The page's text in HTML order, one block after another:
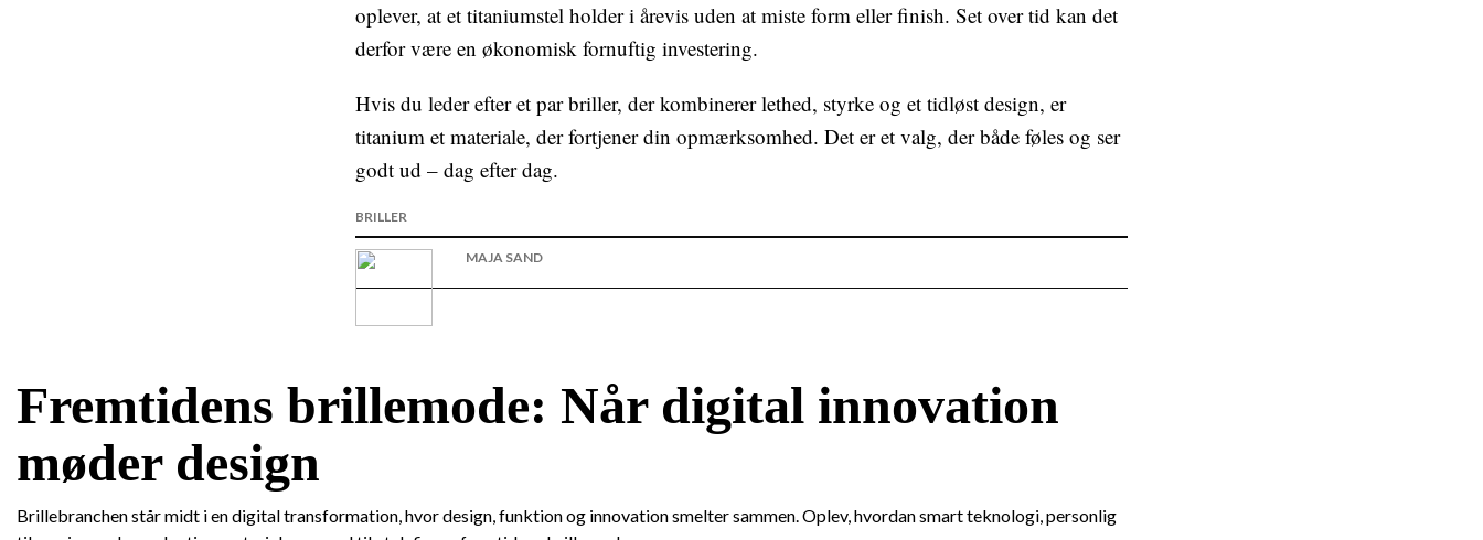
oplever, at et titaniumstel holder i årevis uden at miste form eller finish. Set over tid kan det
derfor være en økonomisk fornuftig investering.
Hvis du leder efter et par briller, der kombinerer lethed, styrke og et tidløst design, er
titanium et materiale, der fortjener din opmærksomhed. Det er et valg, der både føles og ser
godt ud – dag efter dag.
BRILLER
MAJA SAND
Fremtidens brillemode: Når digital innovation
møder design
Brillebranchen står midt i en digital transformation, hvor design, funktion og innovation smelter sammen. Oplev, hvordan smart teknologi, personlig